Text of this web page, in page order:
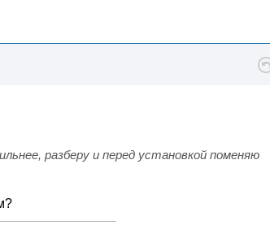
разберу и перед установкой поменяю